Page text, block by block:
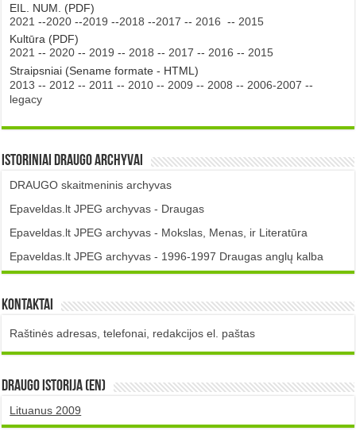
EIL. NUM. (PDF)
2021 --2020 --2019 --2018 --2017 -- 2016 -- 2015
Kultūra (PDF)
2021 -- 2020 -- 2019 -- 2018 -- 2017 -- 2016 -- 2015
Straipsniai (Sename formate - HTML)
2013 -- 2012 -- 2011 -- 2010 -- 2009 -- 2008 -- 2006-2007 --
legacy
Istoriniai DRAUGO Archyvai
DRAUGO skaitmeninis archyvas
Epaveldas.lt JPEG archyvas - Draugas
Epaveldas.lt JPEG archyvas - Mokslas, Menas, ir Literatūra
Epaveldas.lt JPEG archyvas - 1996-1997 Draugas anglų kalba
Kontaktai
Raštinės adresas, telefonai, redakcijos el. paštas
DRAUGO istorija (EN)
Lituanus 2009